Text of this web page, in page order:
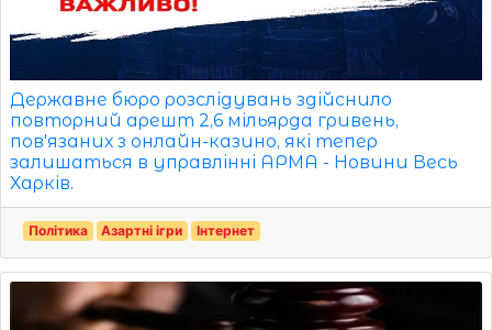
Державне бюро розслідувань здійснило
повторний арешт 2,6 мільярда гривень,
пов'язаних з онлайн-казино, які тепер
залишаться в управлінні АРМА - Новини Весь
Харків.
Політика Азартні ігри Інтернет